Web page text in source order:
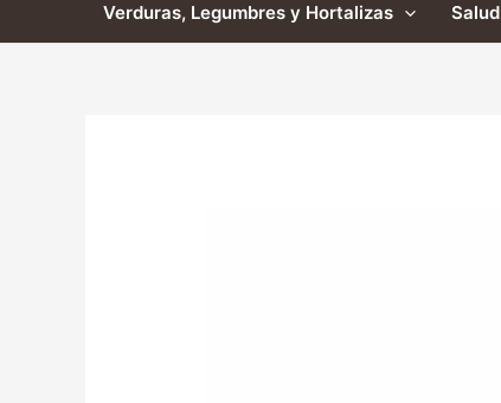
Verduras, Legumbres y Hortalizas Salud